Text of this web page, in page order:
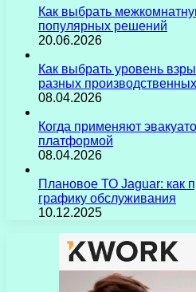
Как выбрать
популярных решений
20.06.2026
Как выбрать уровень
разных
08.04.2026
Когда применяют
платформой
08.04.2026
Плановое ТО Jaguar: как
графику обслуживания
10.12.2025